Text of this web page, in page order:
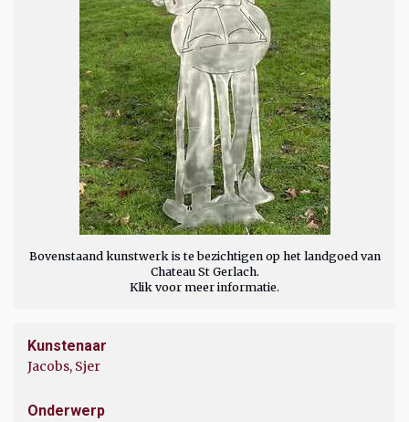
Bovenstaand kunstwerk is te bezichtigen op het landgoed van
Chateau St Gerlach.
Klik voor meer informatie.
Kunstenaar
Jacobs, Sjer
Onderwerp